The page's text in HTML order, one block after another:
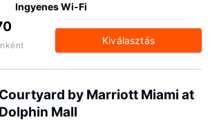
Ingyenes Wi-Fi
Kiválasztás
Courtyard by Marriott Miami at
Dolphin Mall